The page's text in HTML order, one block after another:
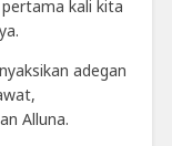
pertama kali kita
adegan
Alluna.